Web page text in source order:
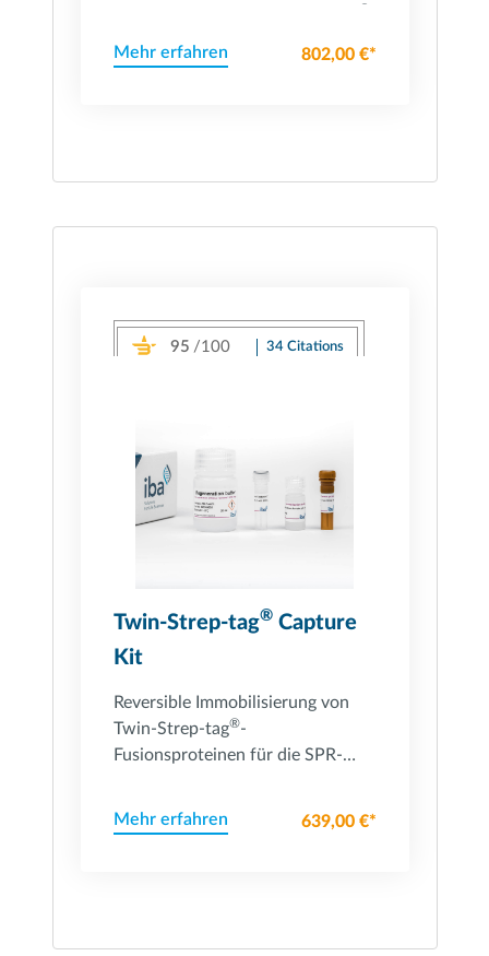
®
Mehr erfahren 802,00 €*
95 /100 34 Citations
Twin-Strep-tag®Capture
Kit
Reversible Immobilisierung von
Twin-Strep-tag®-
Fusionsproteinen für die SPR-
Mehr erfahren 639,00 €*